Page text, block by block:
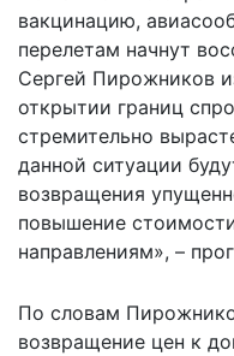
вакцинацию,
перелетам начнут
Сергей Пирожников
открытии границ
стремительно
данной ситуации
возвращения
повышение
направлениям», –
По словам
возвращение цен к